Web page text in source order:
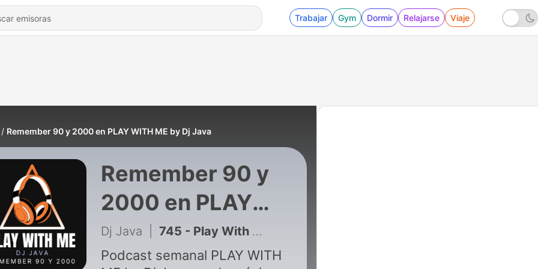
Trabajar Gym Dormir Relajarse Viaje
Remember 90 y 2000 en PLAY WITH ME by Dj Java
Remember 90 y
2000 en PLAY
WITH ME by Dj
Java
Dj Java 745 - Play With Me 404
Podcast semanal PLAY WITH